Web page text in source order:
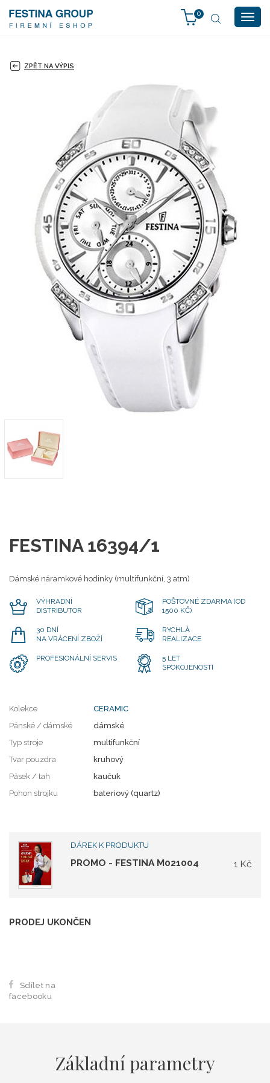
0
ZPĚT NA VÝPIS
FESTINA 16394/1
Dámské náramkové hodinky (multifunkční, 3 atm)
VÝHRADNÍ
DISTRIBUTOR
POŠTOVNÉ ZDARMA (OD
1500 KČ)
30 DNÍ
NA VRÁCENÍ ZBOŽÍ
RYCHLÁ
REALIZACE
PROFESIONÁLNÍ SERVIS
5 LET
SPOKOJENOSTI
Kolekce
CERAMIC
Pánské / dámské
dámské
Typ stroje
multifunkční
Tvar pouzdra
kruhový
Pásek / tah
kaučuk
Pohon strojku
bateriový (quartz)
DÁREK K PRODUKTU
1 Kč
PROMO - FESTINA M021004
PRODEJ UKONČEN
Sdílet na
facebooku
Základní parametry